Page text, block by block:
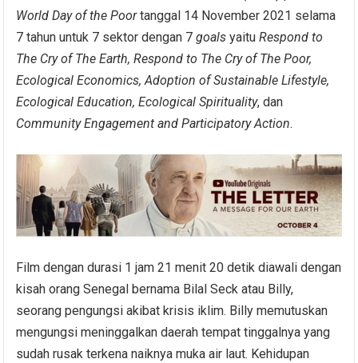
World Day of the Poortanggal 14 November 2021 selama
7 tahun untuk 7 sektor dengan 7goals yaituRespond to
The Cry of The Earth, Respond to The Cry of The Poor,
Ecological Economics, Adoption of Sustainable Lifestyle,
Ecological Education, Ecological Spirituality, dan
Community Engagement and Participatory Action.
Film dengan durasi 1 jam 21 menit 20 detik diawali dengan
kisah orang Senegal bernama Bilal Seck atau Billy,
seorang pengungsi akibat krisis iklim. Billy memutuskan
mengungsi meninggalkan daerah tempat tinggalnya yang
sudah rusak terkena naiknya muka air laut. Kehidupan